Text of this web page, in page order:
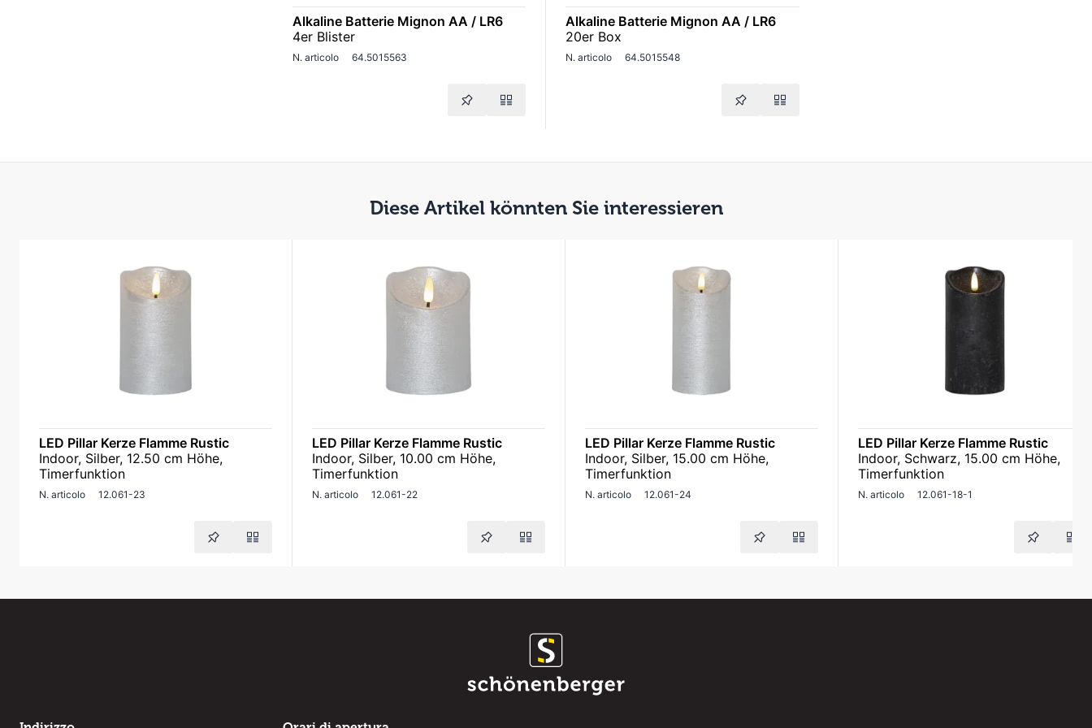
Alkaline Batterie Mignon AA / LR6
4er Blister
N. articolo 64.5015563
Alkaline Batterie Mignon AA / LR6
20er Box
N. articolo 64.5015548
Diese Artikel könnten Sie interessieren
LED Pillar Kerze Flamme Rustic
Indoor, Silber, 12.50 cm Höhe,
Timerfunktion
N. articolo 12.061-23
LED Pillar Kerze Flamme Rustic
Indoor, Silber, 10.00 cm Höhe,
Timerfunktion
N. articolo 12.061-22
LED Pillar Kerze Flamme Rustic
Indoor, Silber, 15.00 cm Höhe,
Timerfunktion
N. articolo 12.061-24
LED Pillar Kerze Flamme Rustic
Indoor, Schwarz, 15.00 cm Höhe,
Timerfunktion
N. articolo 12.061-18-1